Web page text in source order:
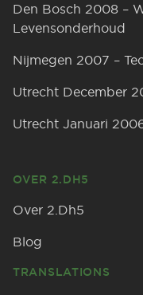
Den Bosch 2008 –
Levensonderhoud
Nijmegen 2007 –
Utrecht December
Utrecht Januari
OVER 2.DH5
Over 2.Dh5
Blog
TRANSLATIONS